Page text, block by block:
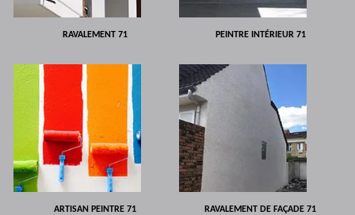
RAVALEMENT 71 PEINTRE INTÉRIEUR 71
ARTISAN PEINTRE 71 RAVALEMENT DE FAÇADE 71